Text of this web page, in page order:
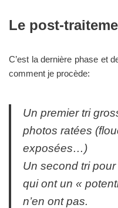
Le post-
C’est la dernière phase et
comment je procède:
Un premier tri
photos ratées
exposées…)
Un second tri
qui ont un «
n’en ont pas.